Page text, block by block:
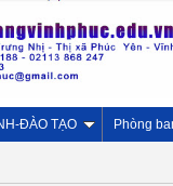
ĐÀO TẠO Phòng